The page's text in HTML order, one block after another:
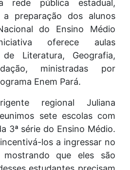
rede pública estadual,
preparação dos alunos
do Ensino Médio
oferece aulas
de Literatura, Geografia,
ministradas por
Enem Pará.
regional Juliana
sete escolas com
3ª série do Ensino Médio.
los a ingressar no
mostrando que eles são